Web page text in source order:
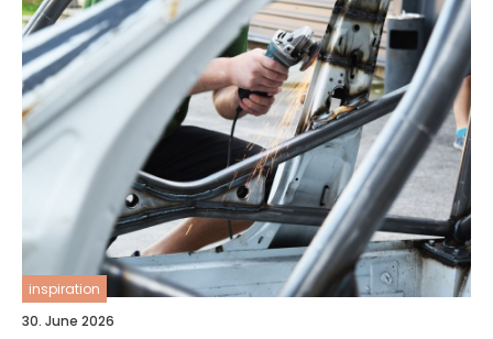
inspiration
30. June 2026